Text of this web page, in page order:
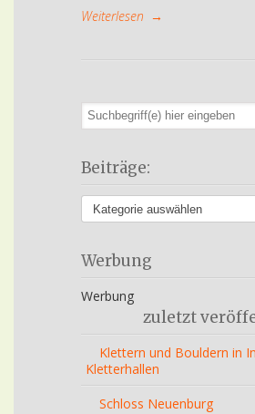
Weiterlesen →
Beiträge:
Werbung
Werbung
zuletzt
Klettern und Bouldern in
Kletterhallen
Schloss Neuenburg